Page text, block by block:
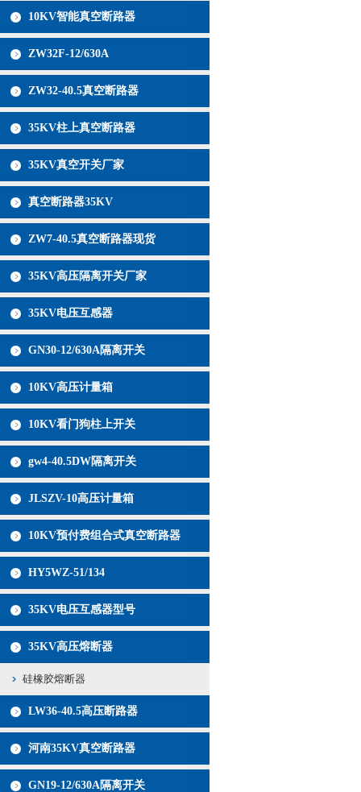
10KV智能真空断路器
ZW32F-12/630A
ZW32-40.5真空断路器
35KV柱上真空断路器
35KV真空开关厂家
真空断路器35KV
ZW7-40.5真空断路器现货
35KV高压隔离开关厂家
35KV电压互感器
GN30-12/630A隔离开关
10KV高压计量箱
10KV看门狗柱上开关
gw4-40.5DW隔离开关
JLSZV-10高压计量箱
10KV预付费组合式真空断路器
HY5WZ-51/134
35KV电压互感器型号
35KV高压熔断器
硅橡胶熔断器
LW36-40.5高压断路器
河南35KV真空断路器
GN19-12/630A隔离开关